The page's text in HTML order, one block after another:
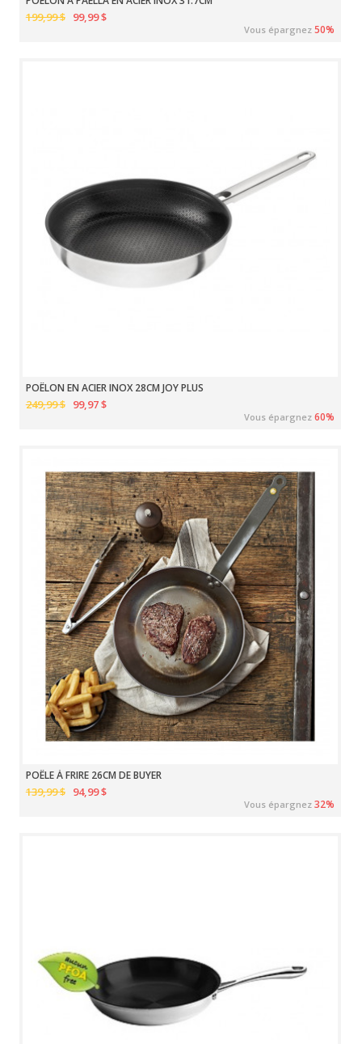
199,99 $ 99,99 $
Vous épargnez50%
POÊLON EN ACIER INOX 28CM JOY PLUS
249,99 $ 99,97 $
Vous épargnez60%
POÊLE À FRIRE 26CM DE BUYER
139,99 $ 94,99 $
Vous épargnez32%